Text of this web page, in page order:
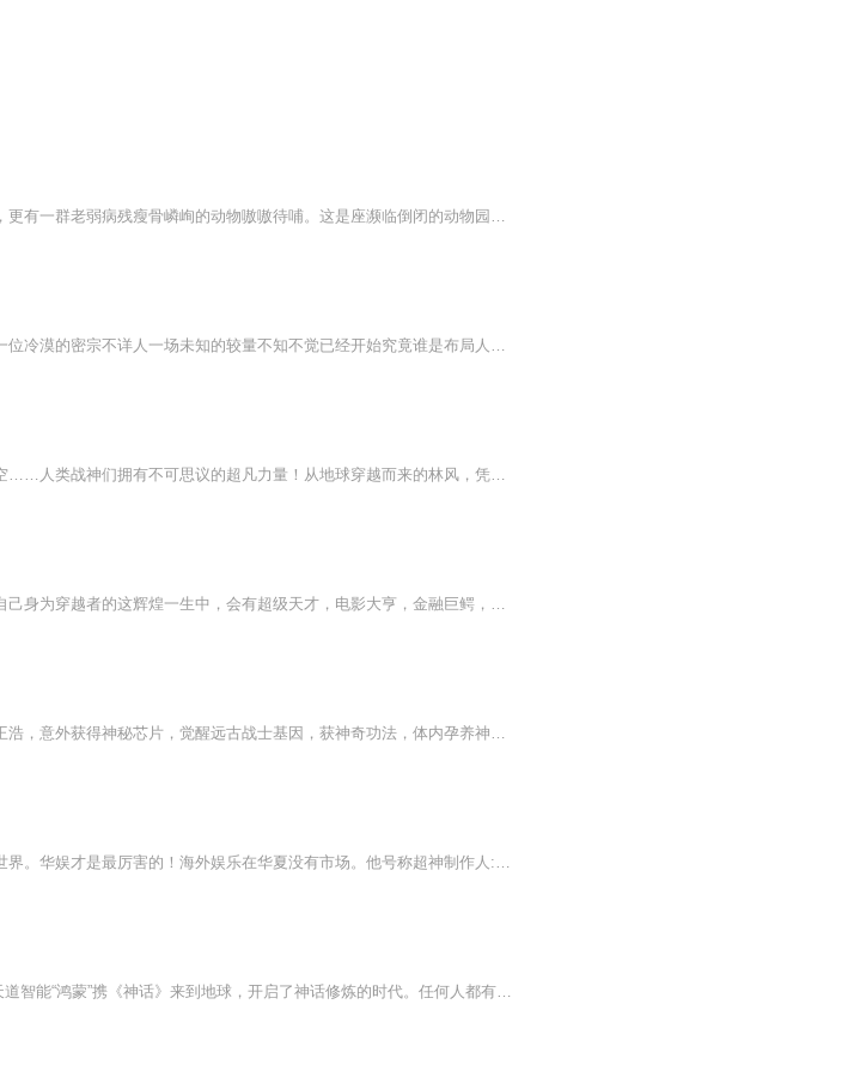
陈铭刚穿越。眼前就摆着份遗书和对赌协议，更有一群老弱病残瘦骨嶙峋的动物嗷嗷待哺。这是座濒临倒闭的动物园。如不能扭亏为盈，整座动物园都将被移平。不仅动物们将被收容，陈铭也会因负债累累成为被告。但陈铭丝毫不慌！神级物种培养系统已经绑定……拥...
一个风雨交加的夜晚一宗神秘的猛鬼分尸案一位冷漠的密宗不详人一场未知的较量不知不觉已经开始究竟谁是布局人？究竟目的为何？我为何会被算计在内一切都是从未知开始
【内容简介】拳镇山河，飞天遁地，遨游星空……人类战神们拥有不可思议的超凡力量！从地球穿越而来的林风，凭借外挂一般的智能芯片，得到了一个又一个神秘的属性异能，在这个神奇世界开启了彪悍的人生……“一个能打的都没有。”遥望着亿万里星河，林风如...
【内容简介】重生回八十年代，乔治本以为自己身为穿越者的这辉煌一生中，会有超级天才，电影大亨，金融巨鳄，好莱坞之王，时尚界巨头，国民老公这一系列至高无上的称号加身。没想到，在启蒙教育的时候，祖母给他讲的不是格林童话，而是变成了魔法界发展史....
要求高的请划走谢谢。。。。。。。。少年王浩，意外获得神秘芯片，觉醒远古战士基因，获神奇功法，体内孕养神龙，从此开始逆天进化之旅！！！未来随着基因技术的发展，英雄联盟中的人物集体出现！拜杀人狂医蒙多为师，和无极剑圣切磋武
【内容简介】重生到落后地球十八年的平行世界。华娱才是最厉害的！海外娱乐在华夏没有市场。他号称超神制作人:非成勿扰，华夏好声音，快跑吧兄弟一款款经典综艺节日均出自他手电影圈叫他鬼才导演囧系列赌神系列小成本大回报号称电影界的印钞机。国产电影也...
日更3集【内容简介】公元2020年9月9日，天道智能“鸿蒙”携《神话》来到地球，开启了神话修炼的时代。任何人都有资格进入神话世界进行修炼，成佛成圣，永生不朽。秦阳，重生而来，只为弥补缺憾，吐尽心中不平，快意恩仇，君临天下。【作者/主播简介】作者...